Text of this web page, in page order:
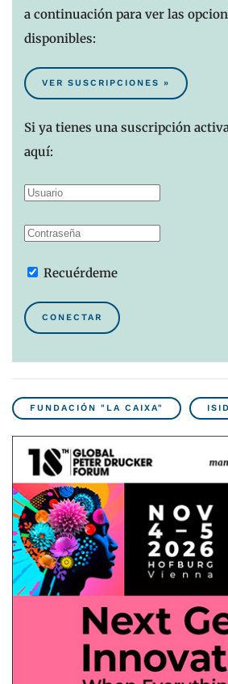
a continuación para ver las
disponibles:
VER SUSCRIPCIONES »
Si ya tienes una suscripción
aquí:
Recuérdeme
CONECTAR
FUNDACIÓN "LA CAIXA"